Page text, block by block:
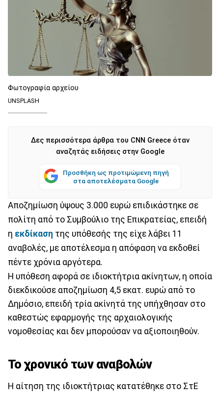
Φωτογραφία αρχείου
UNSPLASH
Δες περισσότερα άρθρα του CNN Greece όταν
αναζητάς ειδήσεις στην Google
Προσθήκη ως προτιμώμενη πηγή
στα αποτελέσματα Google
Αποζημίωση ύψους 3.000 ευρώ επιδικάστηκε σε
πολίτη από το Συμβούλιο της Επικρατείας, επειδή
η εκδίκαση της υπόθεσής της είχε λάβει 11
αναβολές, με αποτέλεσμα η απόφαση να εκδοθεί
πέντε χρόνια αργότερα.
Η υπόθεση αφορά σε ιδιοκτήτρια ακίνητων, η οποία
διεκδικούσε αποζημίωση 4,5 εκατ. ευρώ από το
Δημόσιο, επειδή τρία ακίνητά της υπήχθησαν στο
καθεστώς εφαρμογής της αρχαιολογικής
νομοθεσίας και δεν μπορούσαν να αξιοποιηθούν.
Το χρονικό των αναβολών
Η αίτηση της ιδιοκτήτριας κατατέθηκε στο ΣτΕ